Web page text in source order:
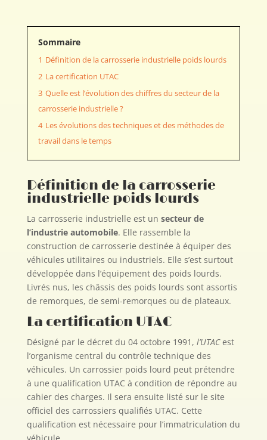
Sommaire
1 Définition de la carrosserie industrielle poids lourds
2 La certification UTAC
3 Quelle est l’évolution des chiffres du secteur de la
carrosserie industrielle ?
4 Les évolutions des techniques et des méthodes de
travail dans le temps
Définition de la carrosserie
industrielle poids lourds
La carrosserie industrielle est un secteur de
l’industrie automobile. Elle rassemble la
construction de carrosserie destinée à équiper des
véhicules utilitaires ou industriels. Elle s’est surtout
développée dans l’équipement des poids lourds.
Livrés nus, les châssis des poids lourds sont assortis
de remorques, de semi-remorques ou de plateaux.
La certification UTAC
Désigné par le décret du 04 octobre 1991, l’UTACest
l’organisme central du contrôle technique des
véhicules. Un carrossier poids lourd peut prétendre
à une qualification UTAC à condition de répondre au
cahier des charges. Il sera ensuite listé sur le site
officiel des carrossiers qualifiés UTAC. Cette
qualification est nécessaire pour l’immatriculation du